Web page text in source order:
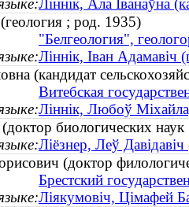
Ліннік, Ала Іванаўна
; род. 1935)
"Белгеология",
Ліннік, Іван Адамавіч
(кандидат
Витебская
Ліннік, Любоў
биологических
Ліёзнер, Леў
(доктор
Брестский
Ліякумовіч, Цімафей